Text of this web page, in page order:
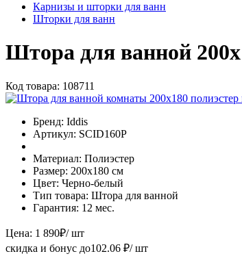
Карнизы и шторки для ванн
Шторки для ванн
Штора для ванной
Код товара: 108711
Бренд: Iddis
Артикул: SCID160P
Материал: Полиэстер
Размер: 200х180 см
Цвет: Черно-белый
Тип товара: Штора для ванной
Гарантия: 12 мес.
Цена: 1 890₽/ шт
скидка и бонус до102.06 ₽/ шт